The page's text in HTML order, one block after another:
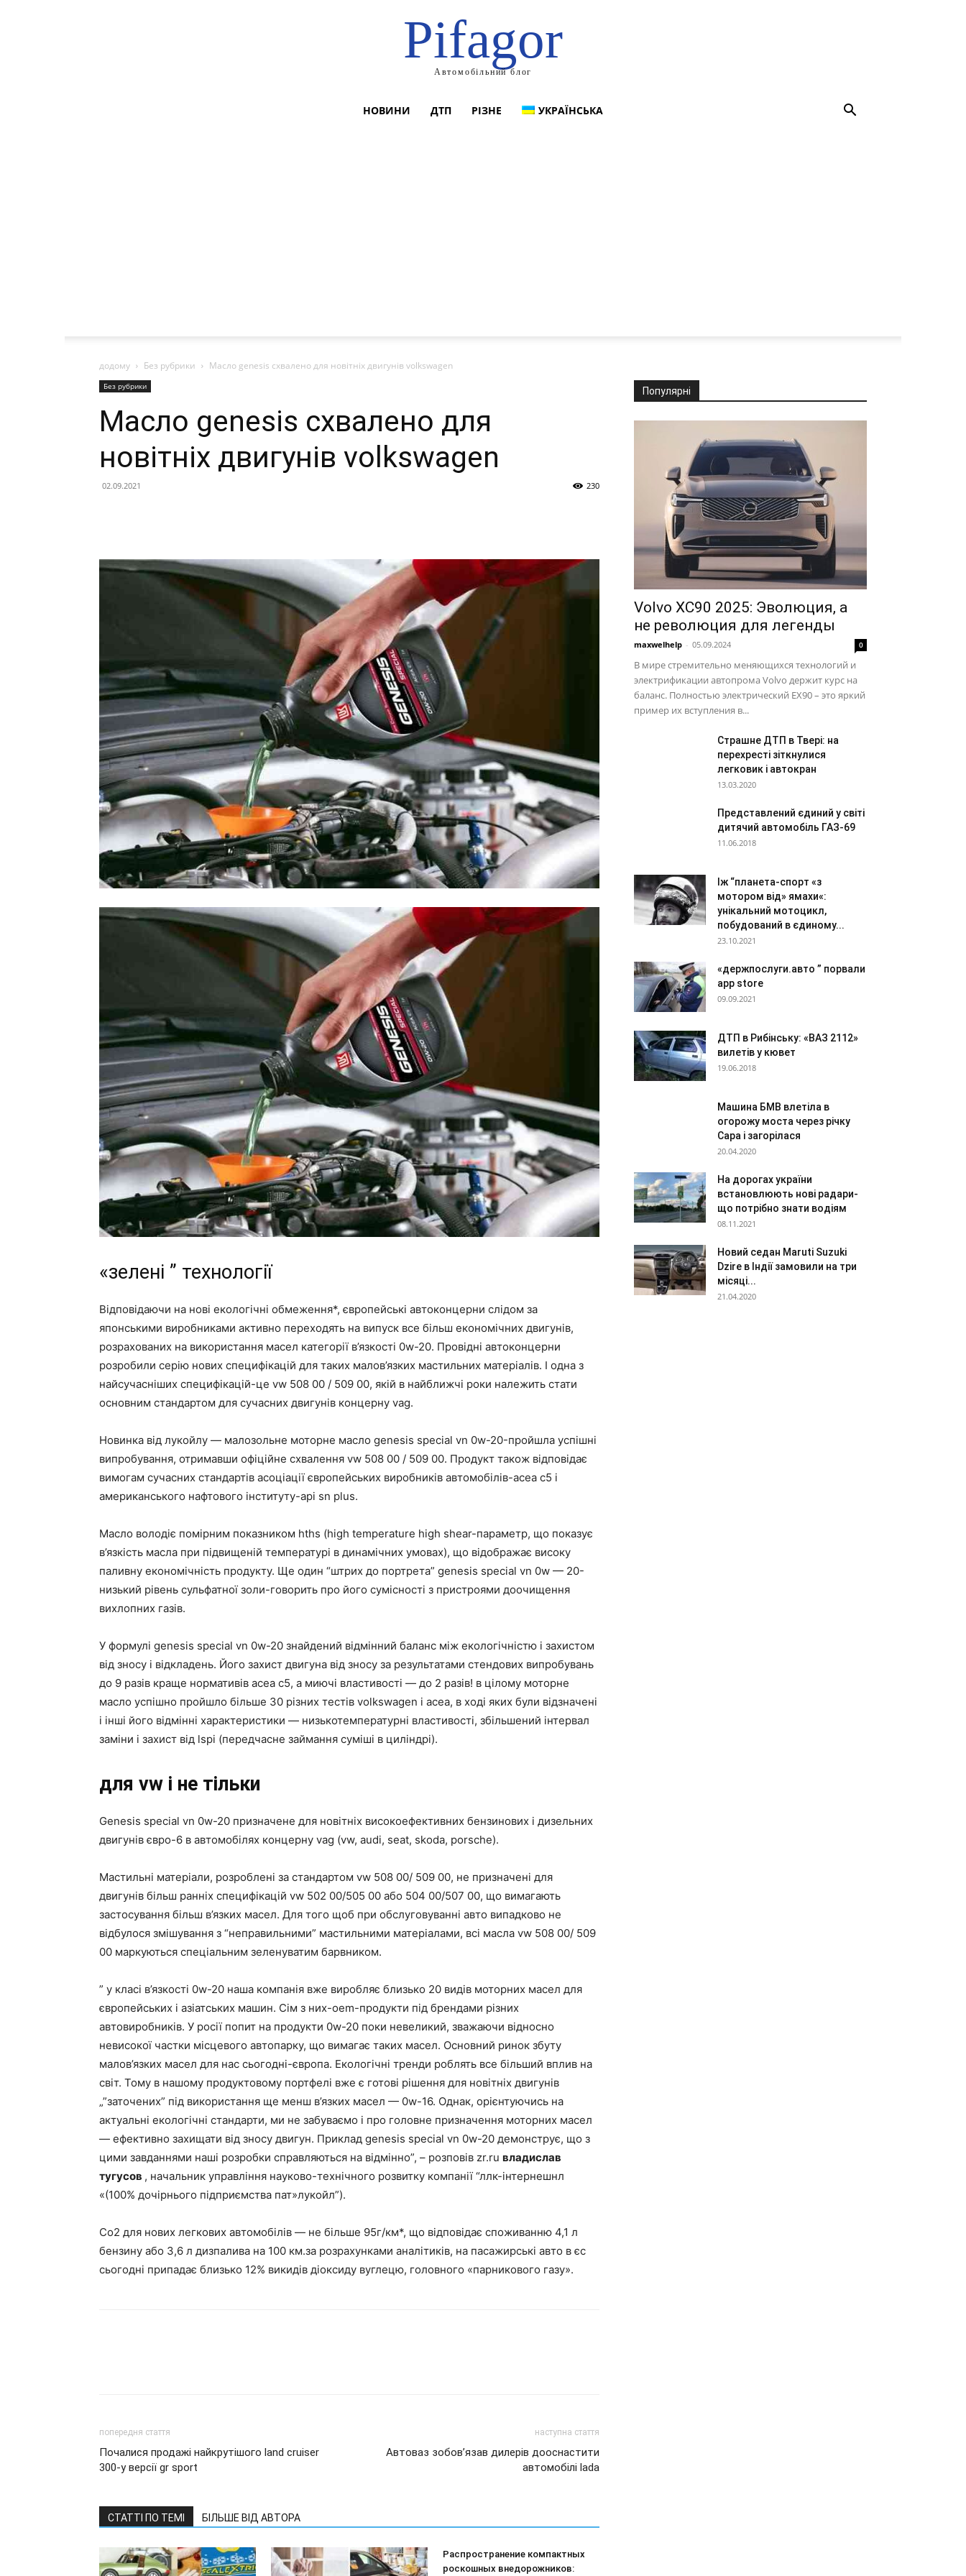
Pifagor
Автомобільний блог
НОВИНИ ДТП РІЗНЕ УКРАЇНСЬКА
додому Без рубрики Масло genesis схвалено для новітніх двигунів volkswagen
Без рубрики
Масло genesis схвалено для
новітніх двигунів volkswagen
02.09.2021 230
«зелені ” технології
Відповідаючи на нові екологічні обмеження*, європейські автоконцерни слідом за
японськими виробниками активно переходять на випуск все більш економічних двигунів,
розрахованих на використання масел категорії в’язкості 0w-20. Провідні автоконцерни
розробили серію нових специфікацій для таких малов’язких мастильних матеріалів. І одна з
найсучасніших специфікацій-це vw 508 00 / 509 00, якій в найближчі роки належить стати
основним стандартом для сучасних двигунів концерну vag.
Новинка від лукойлу — малозольне моторне масло genesis special vn 0w-20-пройшла успішні
випробування, отримавши офіційне схвалення vw 508 00 / 509 00. Продукт також відповідає
вимогам сучасних стандартів асоціації європейських виробників автомобілів-acea c5 і
американського нафтового інституту-api sn plus.
Масло володіє помірним показником hths (high temperature high shear-параметр, що показує
в’язкість масла при підвищеній температурі в динамічних умовах), що відображає високу
паливну економічність продукту. Ще один “штрих до портрета” genesis special vn 0w — 20-
низький рівень сульфатної золи-говорить про його сумісності з пристроями доочищення
вихлопних газів.
У формулі genesis special vn 0w-20 знайдений відмінний баланс між екологічністю і захистом
від зносу і відкладень. Його захист двигуна від зносу за результатами стендових випробувань
до 9 разів краще нормативів acea c5, а миючі властивості — до 2 разів! в цілому моторне
масло успішно пройшло більше 30 різних тестів volkswagen і асеа, в ході яких були відзначені
і інші його відмінні характеристики — низькотемпературні властивості, збільшений інтервал
заміни і захист від lspi (передчасне займання суміші в циліндрі).
для vw і не тільки
Genesis special vn 0w-20 призначене для новітніх високоефективних бензинових і дизельних
двигунів євро-6 в автомобілях концерну vag (vw, audi, seat, skoda, porsche).
Мастильні матеріали, розроблені за стандартом vw 508 00/ 509 00, не призначені для
двигунів більш ранніх специфікацій vw 502 00/505 00 або 504 00/507 00, що вимагають
застосування більш в’язких масел. Для того щоб при обслуговуванні авто випадково не
відбулося змішування з “неправильними” мастильними матеріалами, всі масла vw 508 00/ 509
00 маркуються спеціальним зеленуватим барвником.
” у класі в’язкості 0w-20 наша компанія вже виробляє близько 20 видів моторних масел для
європейських і азіатських машин. Сім з них-oem-продукти під брендами різних
автовиробників. У росії попит на продукти 0w-20 поки невеликий, зважаючи відносно
невисокої частки місцевого автопарку, що вимагає таких масел. Основний ринок збуту
малов’язких масел для нас сьогодні-європа. Екологічні тренди роблять все більший вплив на
світ. Тому в нашому продуктовому портфелі вже є готові рішення для новітніх двигунів
„”заточених” під використання ще менш в’язких масел — 0w-16. Однак, орієнтуючись на
актуальні екологічні стандарти, ми не забуваємо і про головне призначення моторних масел
— ефективно захищати від зносу двигун. Приклад genesis special vn 0w-20 демонструє, що з
цими завданнями наші розробки справляються на відмінно”, – розповів zr.ru владислав
тугусов , начальник управління науково-технічного розвитку компанії “ллк-інтернешнл
«(100% дочірнього підприємства пат»лукойл”).
Co2 для нових легкових автомобілів — не більше 95г/км*, що відповідає споживанню 4,1 л
бензину або 3,6 л дизпалива на 100 км.за розрахунками аналітиків, на пасажирські авто в єс
сьогодні припадає близько 12% викидів діоксиду вуглецю, головного «парникового газу».
попередня стаття
Почалися продажі найкрутішого land cruiser
300-у версії gr sport
наступна стаття
Автоваз зобов’язав дилерів дооснастити
автомобілі lada
СТАТТІ ПО ТЕМІ БІЛЬШЕ ВІД АВТОРА
Распространение компактных
роскошных внедорожников:
Популярні
Volvo XC90 2025: Эволюция, а
не революция для легенды
maxwelhelp - 05.09.2024 0
В мире стремительно меняющихся технологий и
электрификации автопрома Volvo держит курс на
баланс. Полностью электрический EX90 – это яркий
пример их вступления в...
Страшне ДТП в Твері: на
перехресті зіткнулися
легковик і автокран
13.03.2020
Представлений єдиний у світі
дитячий автомобіль ГАЗ-69
11.06.2018
Іж “планета-спорт «з
мотором від» ямахи«:
унікальний мотоцикл,
побудований в єдиному...
23.10.2021
«держпослуги.авто ” порвали
app store
09.09.2021
ДТП в Рибінську: «ВАЗ 2112»
вилетів у кювет
19.06.2018
Машина БМВ влетіла в
огорожу моста через річку
Сара і загорілася
20.04.2020
На дорогах україни
встановлюють нові радари-
що потрібно знати водіям
08.11.2021
Новий седан Maruti Suzuki
Dzire в Індії замовили на три
місяці...
21.04.2020